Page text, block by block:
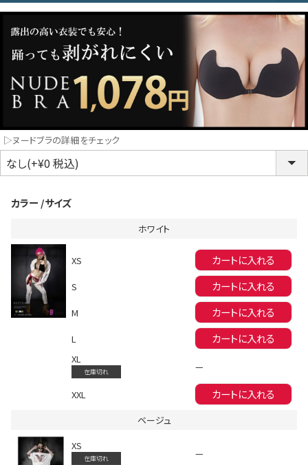
LINE連携でクーポンもらえる!!
同一商品まとめ買いキャンペーン
インスタ写真投稿キャンペーン！
会員登録でいつでもお得に
▷ヌードブラの詳細をチェック
カラー サイズ
ホワイト
XS カートに入れる
S カートに入れる
M カートに入れる
L カートに入れる
XL
在庫切れ —
XXL カートに入れる
ベージュ
XS
在庫切れ —